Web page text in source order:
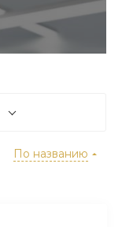
По названию